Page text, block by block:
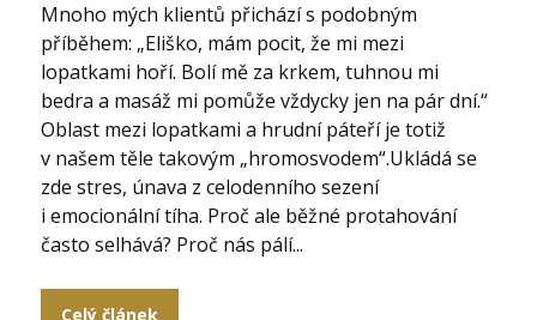
Mnoho mých klientů přichází s podobným
příběhem: „Eliško, mám pocit, že mi mezi
lopatkami hoří. Bolí mě za krkem, tuhnou mi
bedra a masáž mi pomůže vždycky jen na pár dní.“
Oblast mezi lopatkami a hrudní páteří je totiž
v našem těle takovým „hromosvodem“.Ukládá se
zde stres, únava z celodenního sezení
i emocionální tíha. Proč ale běžné protahování
často selhává? Proč nás pálí...
Celý článek